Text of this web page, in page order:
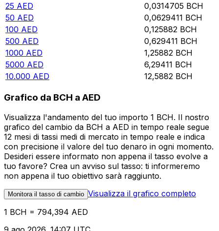
25 AED 0,0314705 BCH
50 AED 0,0629411 BCH
100 AED 0,125882 BCH
500 AED 0,629411 BCH
1000 AED 1,25882 BCH
5000 AED 6,29411 BCH
10.000 AED 12,5882 BCH
Grafico da BCH a AED
Visualizza l'andamento del tuo importo 1 BCH. Il nostro
grafico del cambio da BCH a AED in tempo reale segue
12 mesi di tassi medi di mercato in tempo reale e indica
con precisione il valore del tuo denaro in ogni momento.
Desideri essere informato non appena il tasso evolve a
tuo favore? Crea un avviso sul tasso: ti informeremo
non appena il tuo obiettivo sarà raggiunto.
Monitora il tasso di cambio Visualizza il grafico completo
1 BCH = 794,394 AED